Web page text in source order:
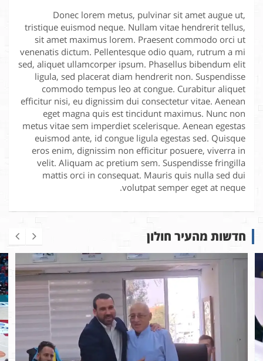
Donec lorem metus, pulvinar sit amet augue ut,
tristique euismod neque. Nullam vitae hendrerit tellus,
sit amet maximus lorem. Praesent commodo orci ut
venenatis dictum. Pellentesque odio quam, rutrum a mi
sed, aliquet ullamcorper ipsum. Phasellus bibendum elit
ligula, sed placerat diam hendrerit non. Suspendisse
commodo tempus leo at congue. Curabitur aliquet
efficitur nisi, eu dignissim dui consectetur vitae. Aenean
eget magna quis est tincidunt maximus. Nunc non
metus vitae sem imperdiet scelerisque. Aenean egestas
euismod ante, id congue ligula egestas sed. Quisque
eros enim, dignissim non efficitur posuere, viverra in
velit. Aliquam ac pretium sem. Suspendisse fringilla
mattis orci in consequat. Mauris quis nulla sed dui
volutpat semper eget at neque.
חדשות מהעיר חולון